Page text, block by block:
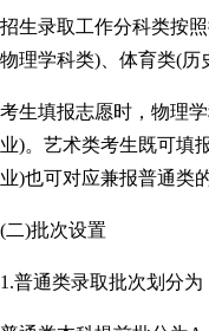
招生录取工作分科类按
物理学科类)、体育类(历
考生填报志愿时，物理
业)。艺术类考生既可填
业)也可对应兼报普通类
(二)批次设置
1.普通类录取批次划分